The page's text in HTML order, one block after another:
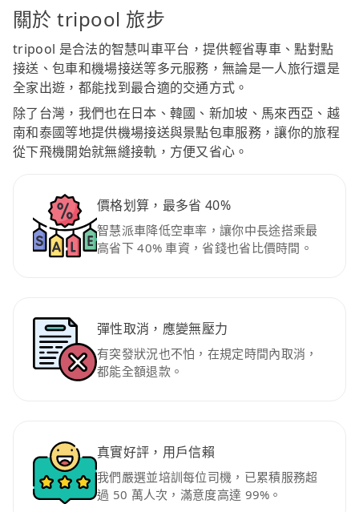
關於 tripool 旅步
tripool 是合法的智慧叫車平台，提供輕省專車、點對點
接送、包車和機場接送等多元服務，無論是一人旅行還是
全家出遊，都能找到最合適的交通方式。
除了台灣，我們也在日本、韓國、新加坡、馬來西亞、越
南和泰國等地提供機場接送與景點包車服務，讓你的旅程
從下飛機開始就無縫接軌，方便又省心。
價格划算，最多省 40%
智慧派車降低空車率，讓你中長途搭乘最
高省下 40% 車資，省錢也省比價時間。
彈性取消，應變無壓力
有突發狀況也不怕，在規定時間內取消，
都能全額退款。
真實好評，用戶信賴
我們嚴選並培訓每位司機，已累積服務超
過 50 萬人次，滿意度高達 99%。